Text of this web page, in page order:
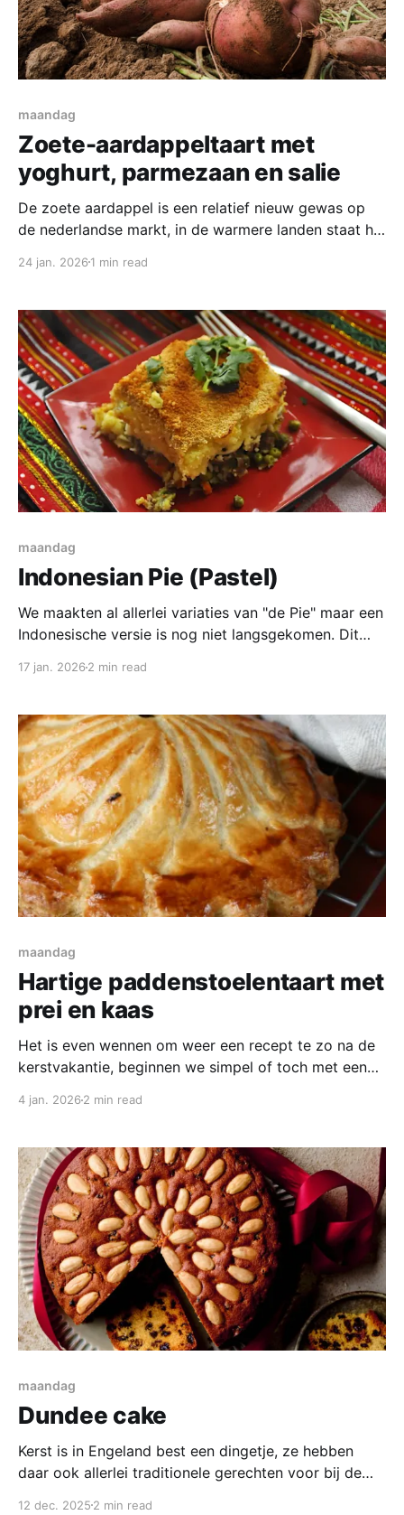
maandag
Zoete-aardappeltaart met
yoghurt, parmezaan en salie
De zoete aardappel is een relatief nieuw gewas op
de nederlandse markt, in de warmere landen staat hij
deze knol geteeld kan worden in ons klimaat. Deze
24 jan. 2026 1 min read
maandag
Indonesian Pie (Pastel)
We maakten al allerlei variaties van "de Pie" maar een
Indonesische versie is nog niet langsgekomen. Dit
kookboek van Beb Vuyk "Groot Indonesië Kookboek".
nog in mijn hand. Maar de
17 jan. 2026 2 min read
maandag
Hartige paddenstoelentaart met
prei en kaas
Het is even wennen om weer een recept te zo na de
kerstvakantie, beginnen we simpel of toch met een
de prei in de aanbieding, en ook niet veel meer dan
4 jan. 2026 2 min read
maandag
Dundee cake
Kerst is in Engeland best een dingetje, ze hebben
daar ook allerlei traditionele gerechten voor bij de
12 dec. 2025 2 min read